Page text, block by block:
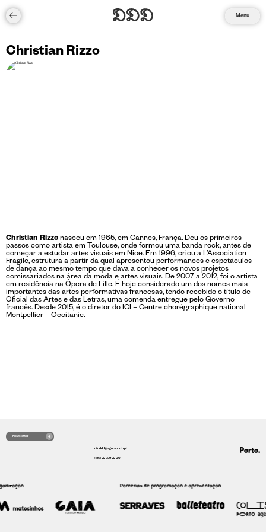
Menu
Christian Rizzo
Christian Rizzo nasceu em 1965, em Cannes, França. Deu os primeiros
passos como artista em Toulouse, onde formou uma banda rock, antes de
começar a estudar artes visuais em Nice. Em 1996, criou a L’Association
Fragile, estrutura a partir da qual apresentou performances e espetáculos
de dança ao mesmo tempo que dava a conhecer os novos projetos
comissariados na área da moda e artes visuais. De 2007 a 2012, foi o artista
em residência na Ópera de Lille. É hoje considerado um dos nomes mais
importantes das artes performativas francesas, tendo recebido o título de
Oficial das Artes e das Letras, uma comenda entregue pelo Governo
francês. Desde 2015, é o diretor do ICI – Centre chorégraphique national
Montpellier – Occitanie.
Newsletter
infoddd@agoraporto.pt
+351 22 339 22 00